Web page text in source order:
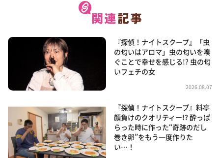
『探偵！ナイトスクープ』「虫
の匂いはアロマ」虫の匂いを嗅
ぐことで幸せを感じる!? 虫の匂
いフェチの女
2026.08.07
『探偵！ナイトスクープ』料亭
顔負けのクオリティー!? 酔っぱ
らった時に作った“奇跡のだし
巻き卵”をもう一度作りた
い…！